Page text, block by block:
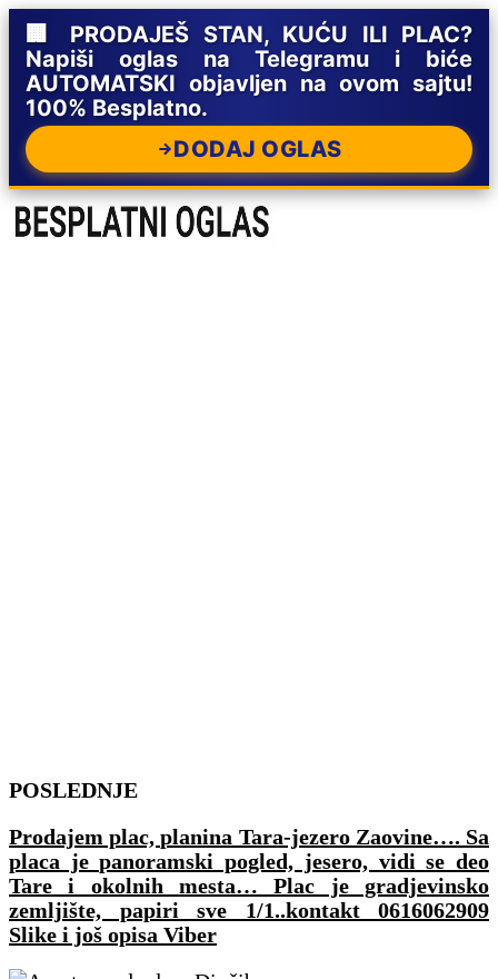
🏢 PRODAJEŠ STAN, KUĆU ILI PLAC?
Napiši oglas na Telegramu i biće
AUTOMATSKI objavljen na ovom sajtu!
100% Besplatno.
DODAJ OGLAS
Skip
content
POSLEDNJE
Prodajem plac, planina Tara-jezero Zaovine…. Sa
placa je panoramski pogled, jesero, vidi se deo
Tare i okolnih mesta… Plac je gradjevinsko
zemljište, papiri sve 1/1..kontakt 0616062909
Slike i još opisa Viber